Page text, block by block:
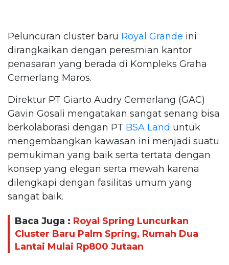
Peluncuran cluster baru Royal Grande ini
dirangkaikan dengan peresmian kantor
penasaran yang berada di Kompleks Graha
Cemerlang Maros.
Direktur PT Giarto Audry Cemerlang (GAC)
Gavin Gosali mengatakan sangat senang bisa
berkolaborasi dengan PT BSA Land untuk
mengembangkan kawasan ini menjadi suatu
pemukiman yang baik serta tertata dengan
konsep yang elegan serta mewah karena
dilengkapi dengan fasilitas umum yang
sangat baik.
Baca Juga : Royal Spring Luncurkan
Cluster Baru Palm Spring, Rumah Dua
Lantai Mulai Rp800 Jutaan